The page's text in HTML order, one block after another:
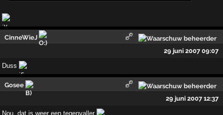
CinneWieJ
29 juni 2007 09:07
Duss
Gosee
29 juni 2007 12:37
Nou, dat is weer een tegenvaller